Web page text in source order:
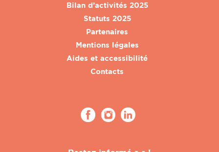
Bilan d’activités 2025
Statuts 2025
Partenaires
Mentions légales
Aides et accessibilité
Contacts